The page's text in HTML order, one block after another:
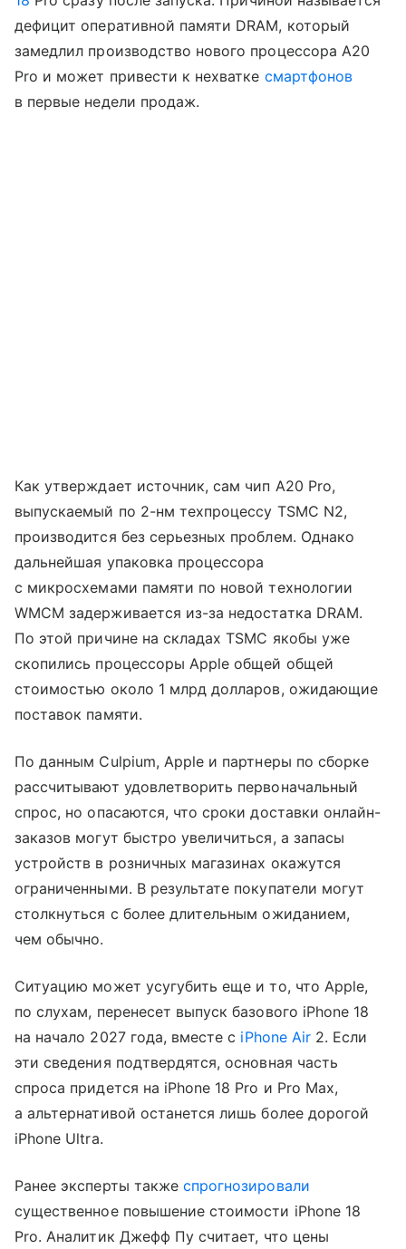
дефицит оперативной памяти DRAM, который
замедлил производство нового процессора A20
Pro и может привести к нехватке смартфонов
в первые недели продаж.
Как утверждает источник, сам чип A20 Pro,
выпускаемый по 2-нм техпроцессу TSMC N2,
производится без серьезных проблем. Однако
дальнейшая упаковка процессора
с микросхемами памяти по новой технологии
WMCM задерживается из-за недостатка DRAM.
По этой причине на складах TSMC якобы уже
скопились процессоры Apple общей общей
стоимостью около 1 млрд долларов, ожидающие
поставок памяти.
По данным Culpium, Apple и партнеры по сборке
рассчитывают удовлетворить первоначальный
спрос, но опасаются, что сроки доставки онлайн-
заказов могут быстро увеличиться, а запасы
устройств в розничных магазинах окажутся
ограниченными. В результате покупатели могут
столкнуться с более длительным ожиданием,
чем обычно.
Ситуацию может усугубить еще и то, что Apple,
по слухам, перенесет выпуск базового iPhone 18
на начало 2027 года, вместе с iPhone Air2. Если
эти сведения подтвердятся, основная часть
спроса придется на iPhone 18 Pro и Pro Max,
а альтернативой останется лишь более дорогой
iPhone Ultra.
Ранее эксперты такжеспрогнозировали
существенное повышение стоимости iPhone 18
Pro. Аналитик Джефф Пу считает, что цены